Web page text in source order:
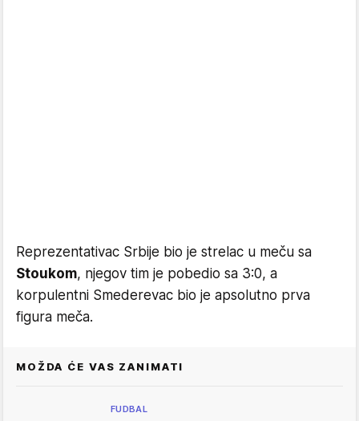
Reprezentativac Srbije bio je strelac u meču sa
Stoukom, njegov tim je pobedio sa 3:0, a
korpulentni Smederevac bio je apsolutno prva
figura meča.
MOŽDA ĆE VAS ZANIMATI
FUDBAL